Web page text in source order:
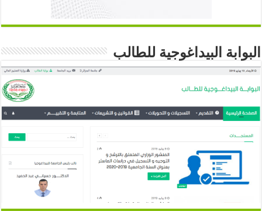
البوابة البيداغوجية للطالب